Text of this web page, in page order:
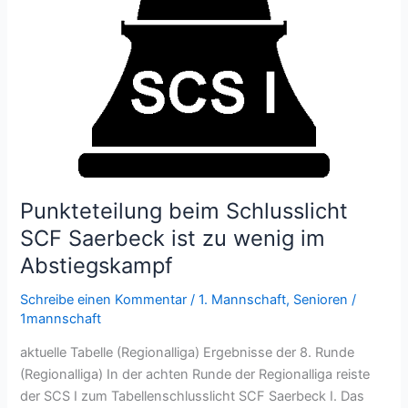
Punkteteilung beim Schlusslicht
SCF Saerbeck ist zu wenig im
Abstiegskampf
Schreibe einen Kommentar /1. Mannschaft, Senioren /
1mannschaft
aktuelle Tabelle (Regionalliga) Ergebnisse der 8. Runde
(Regionalliga) In der achten Runde der Regionalliga reiste
der SCS I zum Tabellenschlusslicht SCF Saerbeck I. Das